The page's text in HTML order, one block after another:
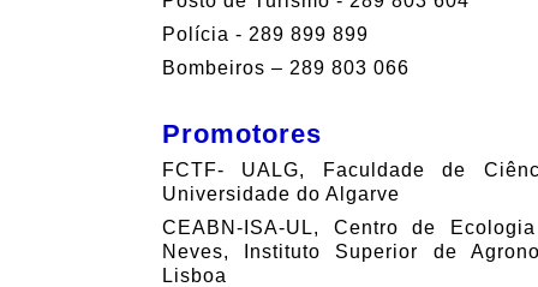
Polícia - 289 899 899
Bombeiros – 289 803 066
Promotores
FCTF- UALG, Faculdade de
Universidade do Algarve
CEABN-ISA-UL, Centro de
Neves, Instituto Superior de
Lisboa